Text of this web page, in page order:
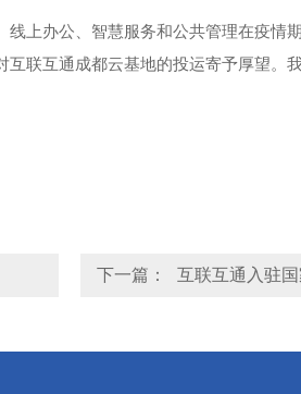
上办公、智慧服务和公共管理在疫情
联互通成都云基地的投运寄予厚望。
下一篇： 互联互通入驻